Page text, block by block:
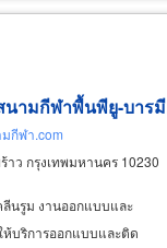
นามกีฬาพื้นพียู-บารมี
กีฬา.com
าว กรุงเทพมหานคร 10230
นรูม งานออกแบบและ
บริการออกแบบและติด